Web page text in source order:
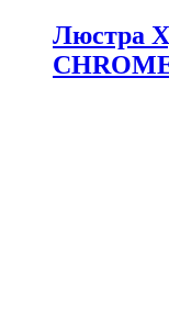
Люстра